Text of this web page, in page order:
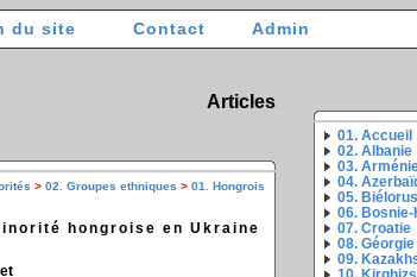
du site Contact Admin
Articles
> 02. Groupes ethniques > 01. Hongrois
hongroise en Ukraine
01. Accueil
02. Albanie
03.
04.
05.
06.
07. Croatie
08. Géorgie
09.